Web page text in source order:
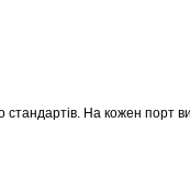
стандартів. На кожен порт